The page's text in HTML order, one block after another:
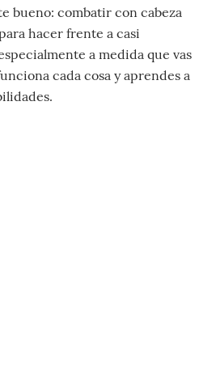
bueno: combatir con cabeza
hacer frente a casi
a medida que vas
cada cosa y aprendes a